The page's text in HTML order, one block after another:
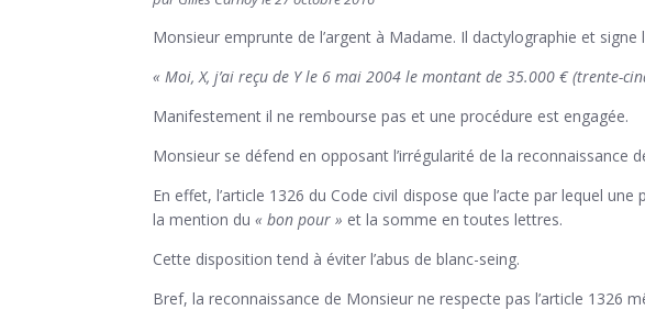
Monsieur emprunte de l’argent à Madame. Il dactylographie et signe
« Moi, X, j’ai reçu de Y le 6 mai 2004 le montant de 35.000 € (trente-
Manifestement il ne rembourse pas et une procédure est engagée.
Monsieur se défend en opposant l’irrégularité de la reconnaissance
En effet, l’article 1326 du Code civil dispose que l’acte par lequel
la mention du « bon pour » et la somme en toutes lettres.
Cette disposition tend à éviter l’abus de blanc-seing.
Bref, la reconnaissance de Monsieur ne respecte pas l’article